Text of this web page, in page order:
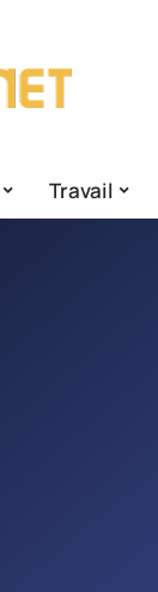
Travail